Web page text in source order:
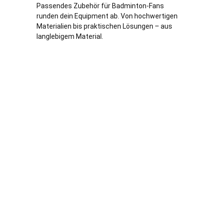
Passendes Zubehör für Badminton-Fans
runden dein Equipment ab. Von hochwertigen
Materialien bis praktischen Lösungen – aus
langlebigem Material.